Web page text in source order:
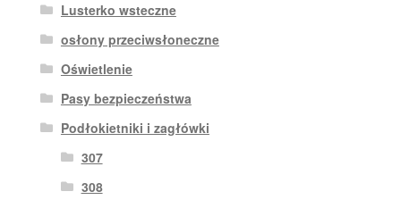
Lusterko wsteczne
osłony przeciwsłoneczne
Oświetlenie
Pasy bezpieczeństwa
Podłokietniki i zagłówki
307
308